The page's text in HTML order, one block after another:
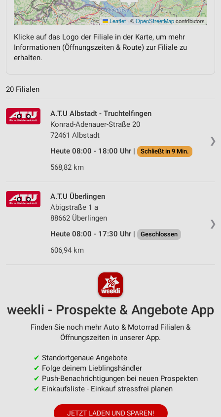
Leaflet | ©OpenStreetMapcontributors
Klicke auf das Logo der Filiale in der Karte, um mehr
Informationen (Öffnungszeiten & Route) zur Filiale zu
erhalten.
20 Filialen
❯
A.T.U Albstadt - Truchtelfingen
Konrad-Adenauer-Straße 20
72461 Albstadt
Heute 08:00 - 18:00 Uhr |
Schließt in 9 Min.
568,82 km
❯
A.T.U Überlingen
Abigstraße 1 a
88662 Überlingen
Heute 08:00 - 17:30 Uhr |
Geschlossen
606,94 km
weekli - Prospekte & Angebote App
Finden Sie noch mehr Auto & Motorrad Filialen &
Öffnungszeiten in unserer App.
✔ Standortgenaue Angebote
✔ Folge deinem Lieblingshändler
✔ Push-Benachrichtigungen bei neuen Prospekten
✔ Einkaufsliste - Einkauf stressfrei planen
JETZT LADEN UND SPAREN!